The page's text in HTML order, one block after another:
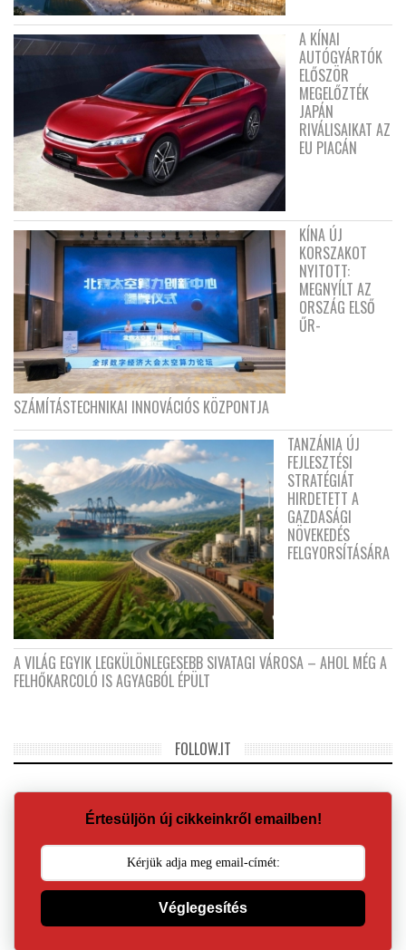
A KÍNAI
AUTÓGYÁRTÓK
ELŐSZÖR
MEGELŐZTÉK
JAPÁN
RIVÁLISAIKAT AZ
EU PIACÁN
KÍNA ÚJ
KORSZAKOT
NYITOTT:
MEGNYÍLT AZ
ORSZÁG ELSŐ
ŰR-
SZÁMÍTÁSTECHNIKAI INNOVÁCIÓS KÖZPONTJA
TANZÁNIA ÚJ
FEJLESZTÉSI
STRATÉGIÁT
HIRDETETT A
GAZDASÁGI
NÖVEKEDÉS
FELGYORSÍTÁSÁRA
A VILÁG EGYIK LEGKÜLÖNLEGESEBB SIVATAGI VÁROSA – AHOL MÉG A
FELHŐKARCOLÓ IS AGYAGBÓL ÉPÜLT
FOLLOW.IT
Értesüljön új cikkeinkről emailben!
Véglegesítés